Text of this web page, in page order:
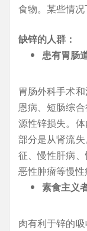
食物。某些情况
缺锌的人群：
患有胃肠
胃肠外科手术
恩病、短肠综
源性锌损失。
部分是从肾流
征、慢性肝病、
恶性肿瘤等慢性
素食主义
肉有利于锌的